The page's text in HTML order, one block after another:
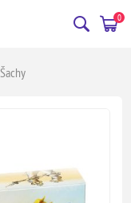
0
Šachy